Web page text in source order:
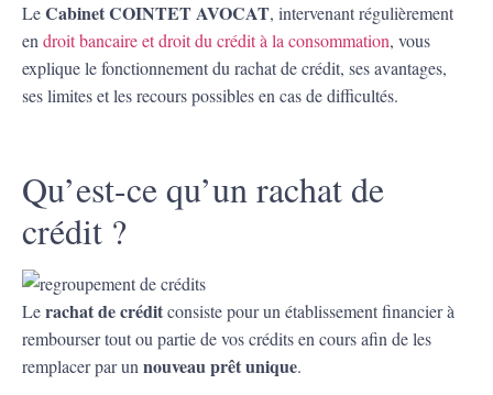
LeCabinet COINTET AVOCAT, intervenant régulièrement
en droit bancaire et droit du crédit à la consommation, vous
explique le fonctionnement du rachat de crédit, ses avantages,
ses limites et les recours possibles en cas de difficultés.
Qu’est-ce qu’un rachat de
crédit ?
Lerachat de créditconsiste pour un établissement financier à
rembourser tout ou partie de vos crédits en cours afin de les
remplacer par un nouveau prêt unique.